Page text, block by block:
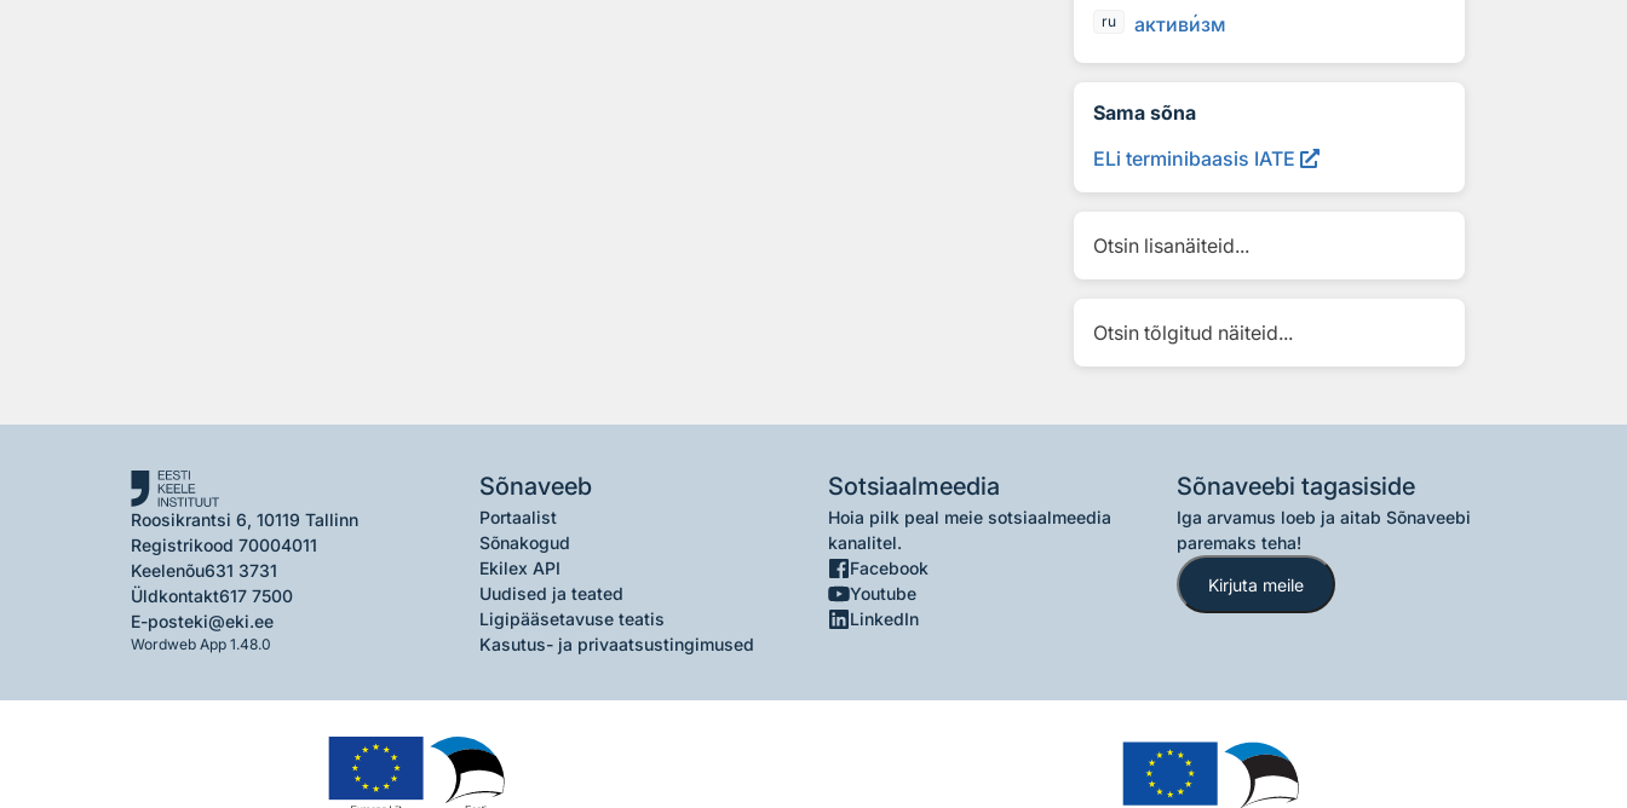
ru активизм
Sama sõna
ELi terminibaasis IATE
Otsin lisanäiteid...
Otsin tõlgitud näiteid...
Roosikrantsi 6, 10119 Tallinn
Registrikood 70004011
Keelenõu631 3731
Üldkontakt617 7500
E-posteki@eki.ee
Wordweb App 1.48.0
Sõnaveeb
Portaalist
Sõnakogud
Ekilex API
Uudised ja teated
Ligipääsetavuse teatis
Kasutus- ja privaatsustingimused
Sotsiaalmeedia
Hoia pilk peal meie sotsiaalmeedia
kanalitel.
Facebook
Youtube
LinkedIn
Sõnaveebi tagasiside
Iga arvamus loeb ja aitab Sõnaveebi
paremaks teha!
Kirjuta meile